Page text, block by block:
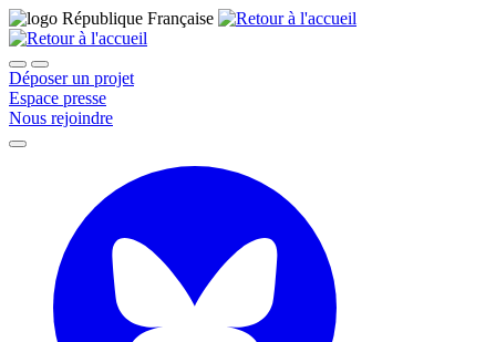
Déposer un projet
Espace presse
Nous rejoindre